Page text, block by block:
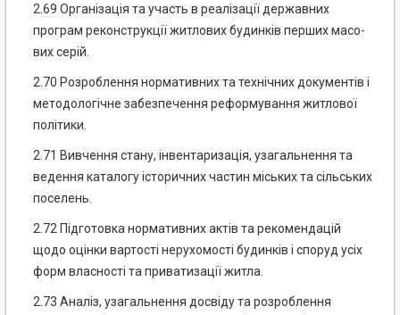
2.69 Організація та участь в реалізації державних
програм реконструкції житлових будинків перших масо­
вих серій.
2.70 Розроблення нормативних та технічних доку­ментів і
методологічне забезпечення реформування житлової
політики.
2.71 Вивчення стану, інвентаризація, узагальнення та
ведення каталогу історичних частин міських та сільських
поселень.
2.72 Підготовка нормативних актів та рекомендацій
щодо оцінки вартості нерухомості будинків і споруд усіх
форм власності та приватизації житла.
2.73 Аналіз, узагальнення досвіду та розроблення